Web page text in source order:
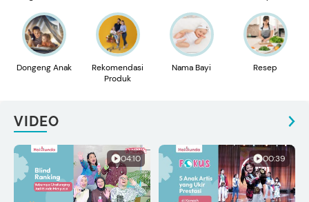
Dongeng Anak
Rekomendasi
Produk
Nama Bayi Resep
VIDEO
04:10 00:39